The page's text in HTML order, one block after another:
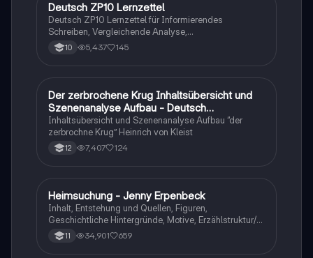
Deutsch
Deutsch ZP10 Lernzettel
Deutsch ZP10 Lernzettel für Informierendes
Schreiben, Vergleichende Analyse,
Sachtexte/Roman/Gedicht..
10 5,437 145
Deutsch
Der zerbrochene Krug Inhaltsübersicht und
Szenenanalyse Aufbau - Deutsch
Q1/Q2/Abitur
Inhaltsübersicht und Szenenanalyse Aufbau “der
zerbrochne Krug” Heinrich von Kleist
12 7,407 124
Deutsch
Heimsuchung - Jenny Erpenbeck
Inhalt, Entstehung und Quellen, Figuren,
Geschichtliche Hintergründe, Motive, Erzählstruktur/-
stil 11 34,901 659